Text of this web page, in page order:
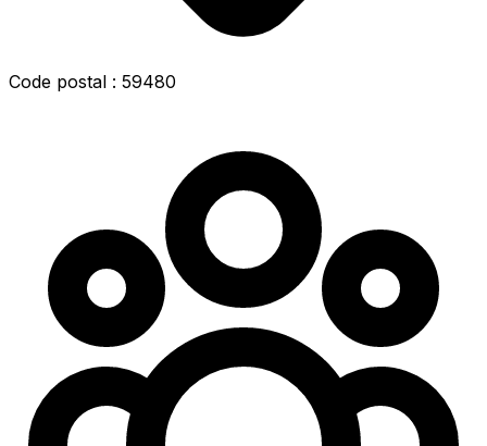
Code postal : 59480